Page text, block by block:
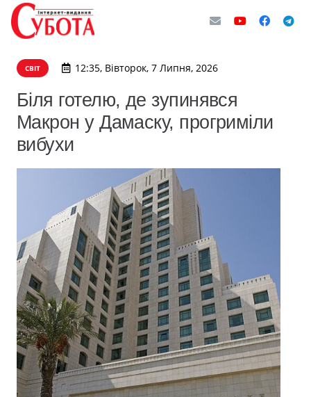
СВІТ 12:35, Вівторок, 7 Липня, 2026
Біля готелю, де зупинявся
Макрон у Дамаску, прогриміли
вибухи